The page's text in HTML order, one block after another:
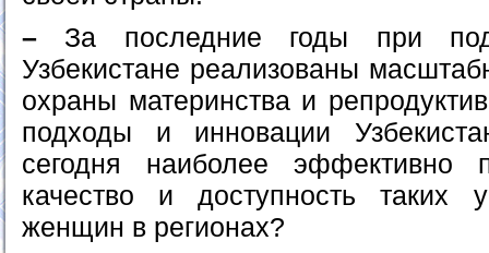
– За последние годы при
Узбекистане реализованы
охраны материнства и
подходы и инновации
сегодня наиболее эффективно
качество и доступность таких
женщин в регионах?